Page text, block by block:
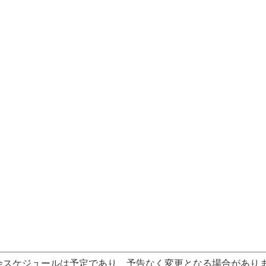
ケジュールは予定であり、予告なく変更となる場合があり